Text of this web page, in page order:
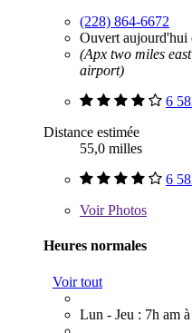
(228) 864-6672
Ouvert aujourd'hui
(Apx two miles
airport)
6
Distance estimée
55,0 milles
6
VoirPhotos
Heures normales
Voir tout
Lun - Jeu : 7h am